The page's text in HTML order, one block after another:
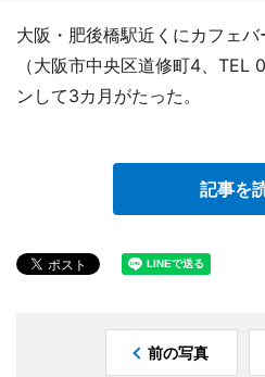
大阪・肥後橋駅近くにカフェバ
（大阪市中央区道修町4、
ンして3カ月がたった。
記事を
前の写真